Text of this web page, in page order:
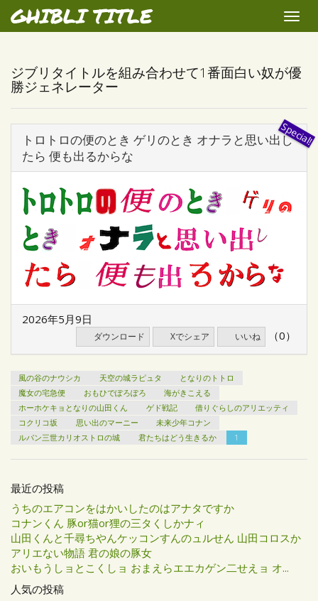
GHIBLI TITLE
Toggle
ジブリタイトルを組み合わせて1番面白い奴が優
勝ジェネレーター
トロトロの便のとき ゲリのとき オナラと思い出し
たら 便も出るからな
2026年5月9日
ダウンロード Xでシェア いいね （0）
風の谷のナウシカ 天空の城ラピュタ
となりのトトロ
魔女の宅急便
おもひでぽろぽろ
海がきこえる
ホーホケキョとなりの山田くん
ゲド戦記
借りぐらしのアリエッティ
コクリコ坂
思い出のマーニー
未来少年コナン
ルパン三世カリオストロの城
君たちはどう生きるか 1
最近の投稿
うちのエアコンをはかいしたのはアナタですか
コナンくん 豚or猫or狸の三タくしかナィ
山田くんと千尋ちやんケッコンすんのュルせん 山田コロスか
アリエない物語 君の娘の豚女
おいもうしョとこくしョ おまえらエエカゲン二せえョ オ...
人気の投稿